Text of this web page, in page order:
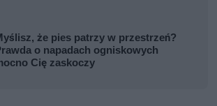
że pies patrzy w przestrzeń?
o napadach ogniskowych
Cię zaskoczy